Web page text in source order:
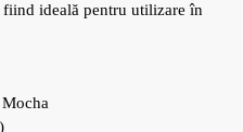
fiind ideală pentru utilizare în